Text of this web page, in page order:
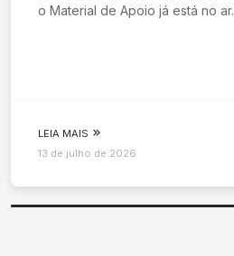
o Material de Apoio já está no ar.
LEIA MAIS
13 de julho de 2026